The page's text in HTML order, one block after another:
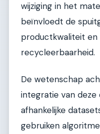
wijziging in het
beïnvloedt de
productkwaliteit en
recycleerbaarheid.
De wetenschap
integratie van
afhankelijke
gebruiken